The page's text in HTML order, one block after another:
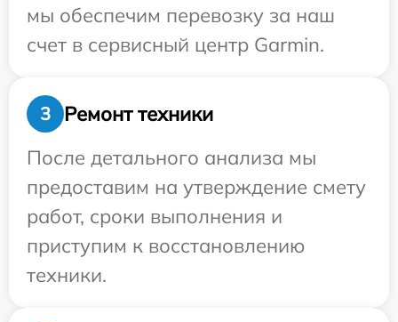
мы обеспечим перевозку за наш
счет в сервисный центр Garmin.
3
Ремонт техники
После детального анализа мы
предоставим на утверждение смету
работ, сроки выполнения и
приступим к восстановлению
техники.